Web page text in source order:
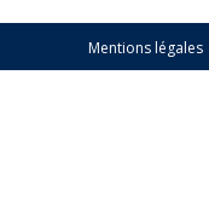
Mentions légales